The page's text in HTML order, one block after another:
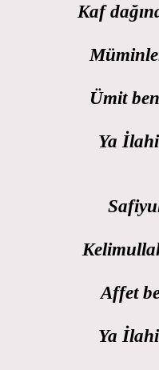
Kaf
Ümit
Ya
Affet
Ya